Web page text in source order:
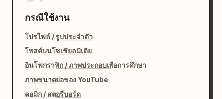
กรณีใช้งาน
โปรไฟล์ / รูปประจำตัว
โพสต์บนโซเชียลมีเดีย
อินโฟกราฟิก / ภาพประกอบเพื่อการศึกษา
ภาพขนาดย่อของ YouTube
คอมิก / สตอรี่บอร์ด